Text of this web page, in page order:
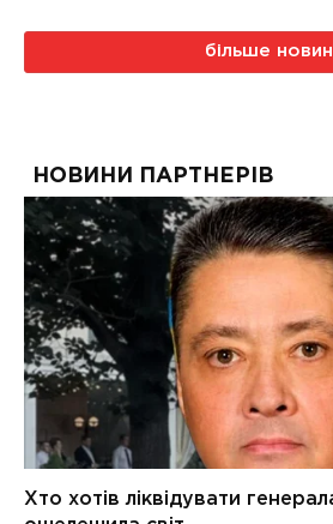
більше новин